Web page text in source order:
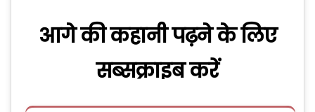
आगे की कहानी पढ़ने के लिए
सब्सक्राइब करें